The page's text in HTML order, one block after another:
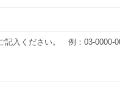
記入ください。 例：03-0000-